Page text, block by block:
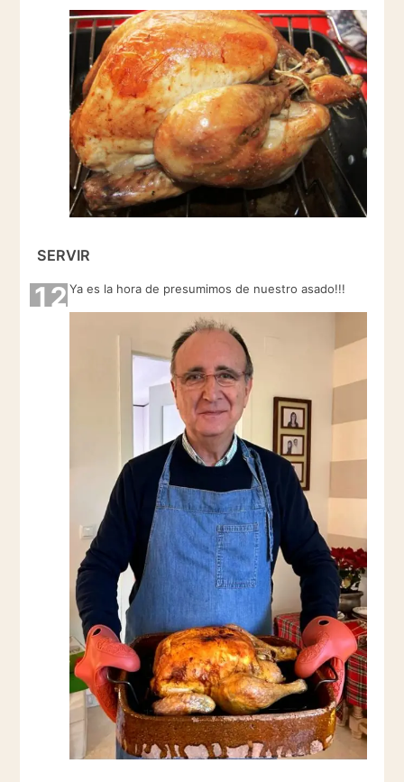
SERVIR
12 Ya es la hora de presumimos de nuestro asado!!!